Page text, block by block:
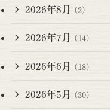
2026年8月 (2)
2026年7月 (14)
2026年6月 (18)
2026年5月 (30)